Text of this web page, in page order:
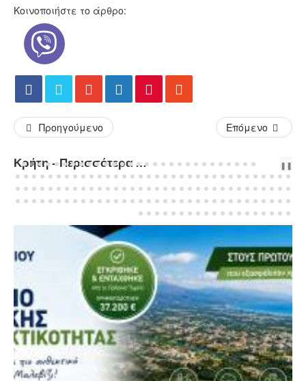
Κοινοποιήστε το άρθρο:
Προηγούμενο Επόμενο
Κρήτη - Περισσότερα Άρθρα... PREVNEXT
❚❚